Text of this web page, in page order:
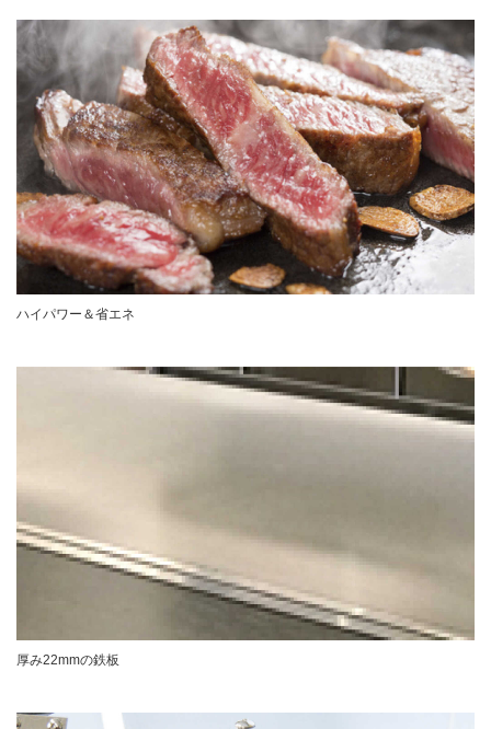
ハイパワー＆省エネ
厚み22mmの鉄板